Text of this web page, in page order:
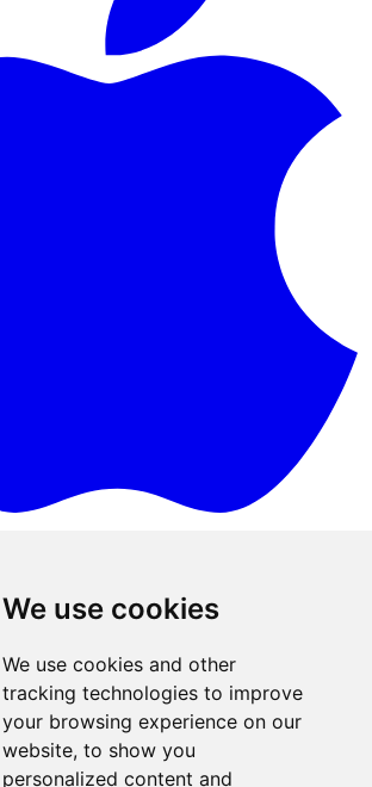
We use cookies
We use cookies and other
tracking technologies to improve
your browsing experience on our
website, to show you
personalized content and